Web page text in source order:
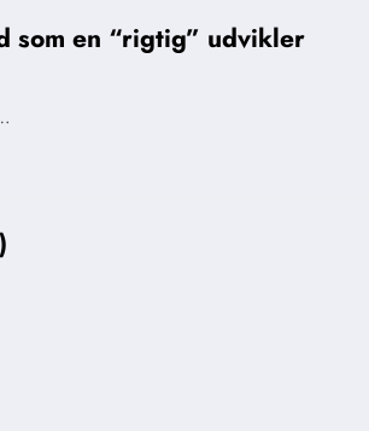
som en “rigtig” udvikler